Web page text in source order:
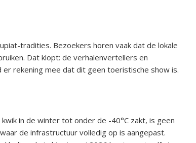
tradities. Bezoekers horen vaak dat de lokale
Dat klopt: de verhalenvertellers en
rekening mee dat dit geen toeristische show is.
in de winter tot onder de -40°C zakt, is geen
de infrastructuur volledig op is aangepast.